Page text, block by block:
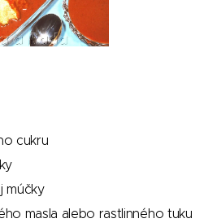
cukru
múčky
masla alebo rastlinného tuku